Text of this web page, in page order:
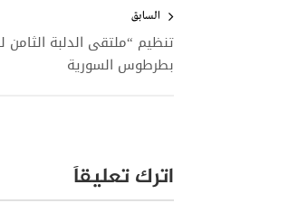
المقالات
السابق
تنظيم “ملتقى الدلبة الثامن
بطرطوس السورية
اترك تعليقاً